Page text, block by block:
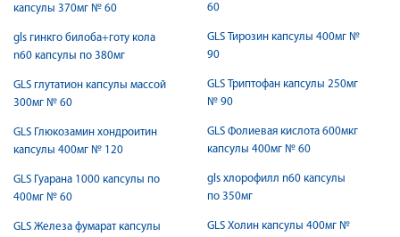
капсулы 370мг № 60
gls гинкго билоба+готу кола
n60 капсулы по 380мг
GLS глутатион капсулы массой
300мг № 60
GLS Глюкозамин хондроитин
капсулы 400мг № 120
GLS Гуарана 1000 капсулы по
400мг № 60
GLS Железа фумарат капсулы
60
GLS Тирозин капсулы 400мг №
90
GLS Триптофан капсулы 250мг
№ 90
GLS Фолиевая кислота 600мкг
капсулы 400мг № 60
gls хлорофилл n60 капсулы
по 350мг
GLS Холин капсулы 400мг №